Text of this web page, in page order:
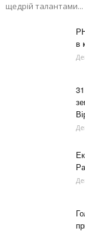
щедрій талантами...
в